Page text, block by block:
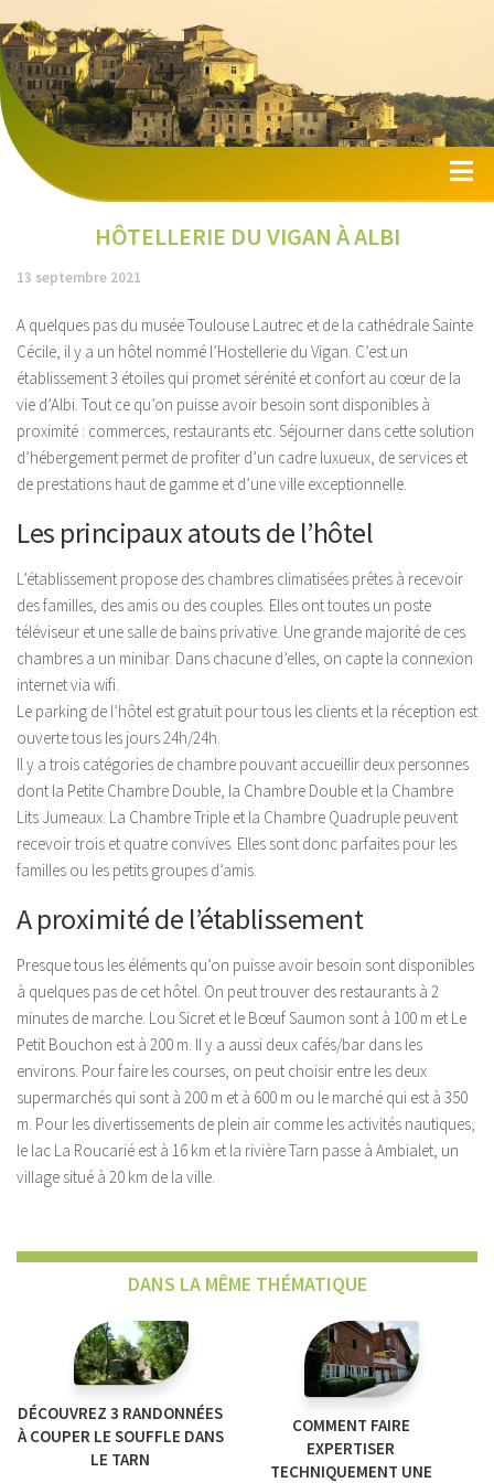
Accueil
Autres locations
Activités
Tourisme
Immobilier
HÔTELLERIE DU VIGAN À ALBI
13 septembre 2021
A quelques pas du musée Toulouse Lautrec et de la cathédrale Sainte
Cécile, il y a un hôtel nommé l’Hostellerie du Vigan. C’est un
établissement 3 étoiles qui promet sérénité et confort au cœur de la
vie d’Albi. Tout ce qu’on puisse avoir besoin sont disponibles à
proximité : commerces, restaurants etc. Séjourner dans cette solution
d’hébergement permet de profiter d’un cadre luxueux, de services et
de prestations haut de gamme et d’une ville exceptionnelle.
Les principaux atouts de l’hôtel
L’établissement propose des chambres climatisées prêtes à recevoir
des familles, des amis ou des couples. Elles ont toutes un poste
téléviseur et une salle de bains privative. Une grande majorité de ces
chambres a un minibar. Dans chacune d’elles, on capte la connexion
internet via wifi.
Le parking de l’hôtel est gratuit pour tous les clients et la réception est
ouverte tous les jours 24h/24h.
Il y a trois catégories de chambre pouvant accueillir deux personnes
dont la Petite Chambre Double, la Chambre Double et la Chambre
Lits Jumeaux. La Chambre Triple et la Chambre Quadruple peuvent
recevoir trois et quatre convives. Elles sont donc parfaites pour les
familles ou les petits groupes d’amis.
A proximité de l’établissement
Presque tous les éléments qu’on puisse avoir besoin sont disponibles
à quelques pas de cet hôtel. On peut trouver des restaurants à 2
minutes de marche. Lou Sicret et le Bœuf Saumon sont à 100 m et Le
Petit Bouchon est à 200 m. Il y a aussi deux cafés/bar dans les
environs. Pour faire les courses, on peut choisir entre les deux
supermarchés qui sont à 200 m et à 600 m ou le marché qui est à 350
m. Pour les divertissements de plein air comme les activités nautiques,
le lac La Roucarié est à 16 km et la rivière Tarn passe à Ambialet, un
village situé à 20 km de la ville.
DANS LA MÊME THÉMATIQUE
DÉCOUVREZ 3 RANDONNÉES
À COUPER LE SOUFFLE DANS
LE TARN
COMMENT FAIRE
EXPERTISER
TECHNIQUEMENT UNE